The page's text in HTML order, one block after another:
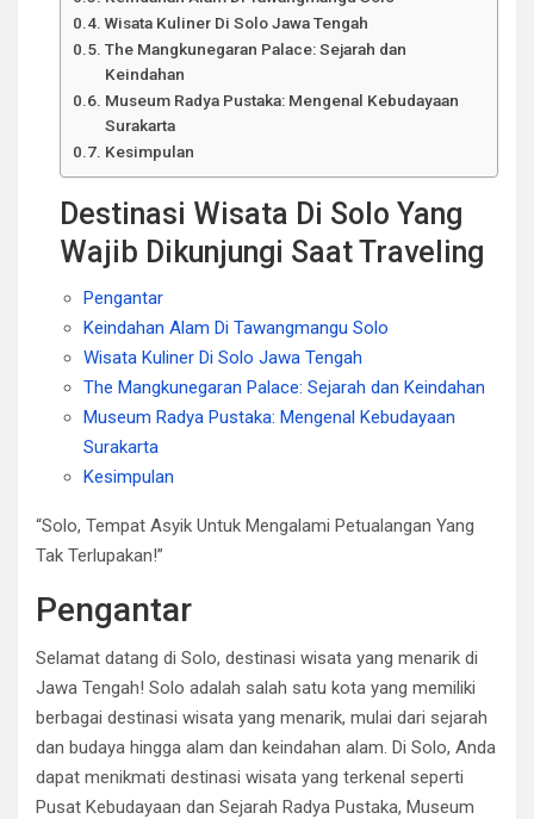
Wisata Kuliner Di Solo Jawa Tengah
The Mangkunegaran Palace: Sejarah dan
Keindahan
Museum Radya Pustaka: Mengenal Kebudayaan
Surakarta
Kesimpulan
Destinasi Wisata Di Solo Yang
Wajib Dikunjungi Saat Traveling
Pengantar
Keindahan Alam Di Tawangmangu Solo
Wisata Kuliner Di Solo Jawa Tengah
The Mangkunegaran Palace: Sejarah dan Keindahan
Museum Radya Pustaka: Mengenal Kebudayaan
Surakarta
Kesimpulan
“Solo, Tempat Asyik Untuk Mengalami Petualangan Yang
Tak Terlupakan!”
Pengantar
Selamat datang di Solo, destinasi wisata yang menarik di
Jawa Tengah! Solo adalah salah satu kota yang memiliki
berbagai destinasi wisata yang menarik, mulai dari sejarah
dan budaya hingga alam dan keindahan alam. Di Solo, Anda
dapat menikmati destinasi wisata yang terkenal seperti
Pusat Kebudayaan dan Sejarah Radya Pustaka, Museum